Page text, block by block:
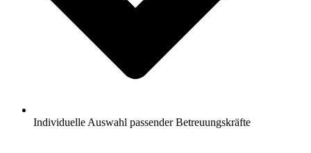
Individuelle Auswahl passender Betreuungskräfte